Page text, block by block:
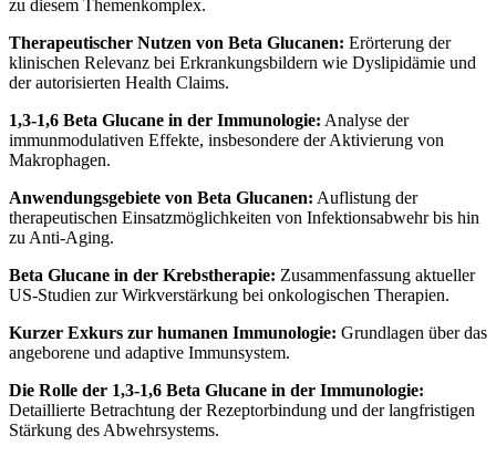
zu diesem Themenkomplex.
Therapeutischer Nutzen von Beta Glucanen: Erörterung der
klinischen Relevanz bei Erkrankungsbildern wie Dyslipidämie und
der autorisierten Health Claims.
1,3-1,6 Beta Glucane in der Immunologie: Analyse der
immunmodulativen Effekte, insbesondere der Aktivierung von
Makrophagen.
Anwendungsgebiete von Beta Glucanen: Auflistung der
therapeutischen Einsatzmöglichkeiten von Infektionsabwehr bis hin
zu Anti-Aging.
Beta Glucane in der Krebstherapie: Zusammenfassung aktueller
US-Studien zur Wirkverstärkung bei onkologischen Therapien.
Kurzer Exkurs zur humanen Immunologie: Grundlagen über das
angeborene und adaptive Immunsystem.
Die Rolle der 1,3-1,6 Beta Glucane in der Immunologie:
Detaillierte Betrachtung der Rezeptorbindung und der langfristigen
Stärkung des Abwehrsystems.